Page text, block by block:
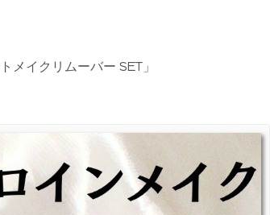
メイクリムーバー SET」